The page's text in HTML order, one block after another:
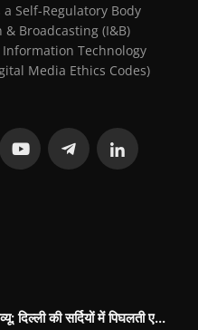
Self-Regulatory Body
Broadcasting (I&B)
Technology
Media Ethics Codes)
दिल्ली की सर्दियों में पिघलती ए...